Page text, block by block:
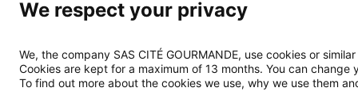
We respect your privacy
We, the company SAS CITÉ GOURMANDE, use cookies or
Cookies are kept for a maximum of 13 months. You can
To find out more about the cookies we use, why we use them